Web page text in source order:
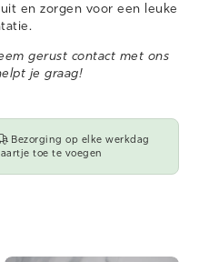
en zorgen voor een leuke
gerust contact met ons
je graag!
Bezorging op elke werkdag
toe te voegen